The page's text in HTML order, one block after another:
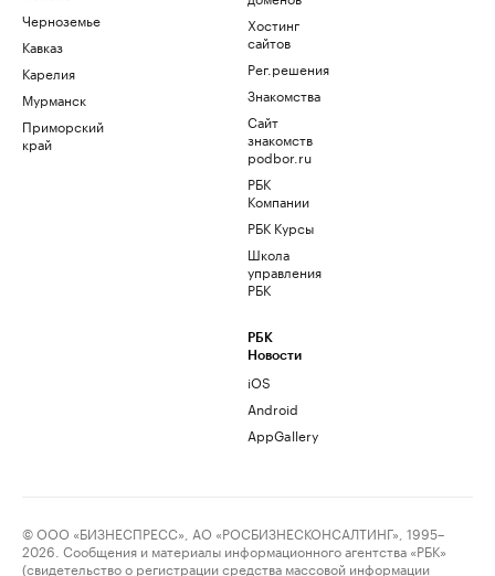
Черноземье
Кавказ
Карелия
Мурманск
Приморский
край
Хостинг
сайтов
Рег.решения
Знакомства
Сайт
знакомств
podbor.ru
РБК
Компании
РБК Курсы
Школа
управления
РБК
РБК
Новости
iOS
Android
AppGallery
© ООО «БИЗНЕСПРЕСС», АО «РОСБИЗНЕСКОНСАЛТИНГ», 1995–
2026. Сообщения и материалы информационного агентства «РБК»
(свидетельство о регистрации средства массовой информации